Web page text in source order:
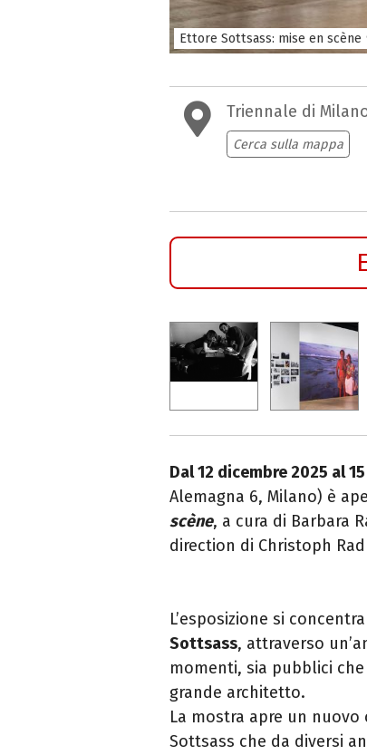
Ettore Sottsass: mise en
Triennale di
Cerca sulla mappa
Dal 12 dicembre 2025 al
Alemagna 6, Milano) è
scène, a cura di Barbara
direction di Christoph
L’esposizione si
Sottsass, attraverso
momenti, sia pubblici
grande architetto.
La mostra apre un
Sottsass che da diversi